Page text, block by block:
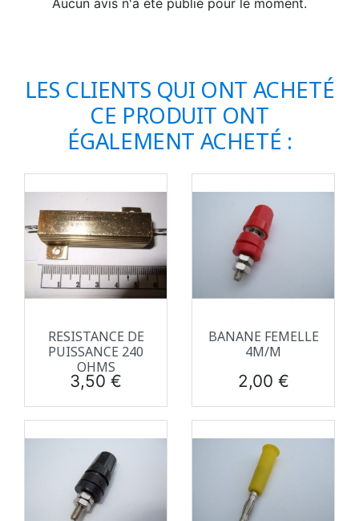
Aucun avis n'a été publié pour le moment.
LES CLIENTS QUI ONT ACHETÉ
CE PRODUIT ONT
ÉGALEMENT ACHETÉ :
RESISTANCE DE
PUISSANCE 240
OHMS
Prix
3,50 €
BANANE FEMELLE
4M/M
Prix
2,00 €